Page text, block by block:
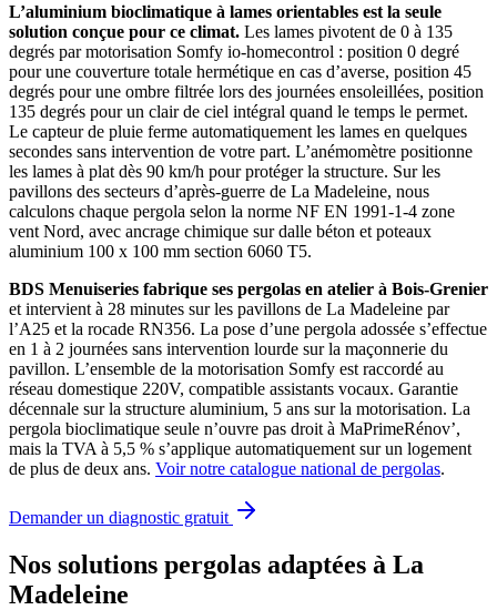
L’aluminium bioclimatique à lames orientables est la seule
solution conçue pour ce climat. Les lames pivotent de 0 à 135
degrés par motorisation Somfy io-homecontrol : position 0 degré
pour une couverture totale hermétique en cas d’averse, position 45
degrés pour une ombre filtrée lors des journées ensoleillées, position
135 degrés pour un clair de ciel intégral quand le temps le permet.
Le capteur de pluie ferme automatiquement les lames en quelques
secondes sans intervention de votre part. L’anémomètre positionne
les lames à plat dès 90 km/h pour protéger la structure. Sur les
pavillons des secteurs d’après-guerre de La Madeleine, nous
calculons chaque pergola selon la norme NF EN 1991-1-4 zone
vent Nord, avec ancrage chimique sur dalle béton et poteaux
aluminium 100 x 100 mm section 6060 T5.
BDS Menuiseries fabrique ses pergolas en atelier à Bois-Grenier
et intervient à 28 minutes sur les pavillons de La Madeleine par
l’A25 et la rocade RN356. La pose d’une pergola adossée s’effectue
en 1 à 2 journées sans intervention lourde sur la maçonnerie du
pavillon. L’ensemble de la motorisation Somfy est raccordé au
réseau domestique 220V, compatible assistants vocaux. Garantie
décennale sur la structure aluminium, 5 ans sur la motorisation. La
pergola bioclimatique seule n’ouvre pas droit à MaPrimeRénov’,
mais la TVA à 5,5 % s’applique automatiquement sur un logement
de plus de deux ans. Voir notre catalogue national de pergolas.
Demander un diagnostic gratuit
Nos solutions pergolas adaptées à La
Madeleine